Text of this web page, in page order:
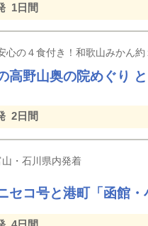
1日間
心の４食付き！和歌山みかん約
高野山奥の院めぐり
2日間
山・石川県内発着
セコ号と港町「函館